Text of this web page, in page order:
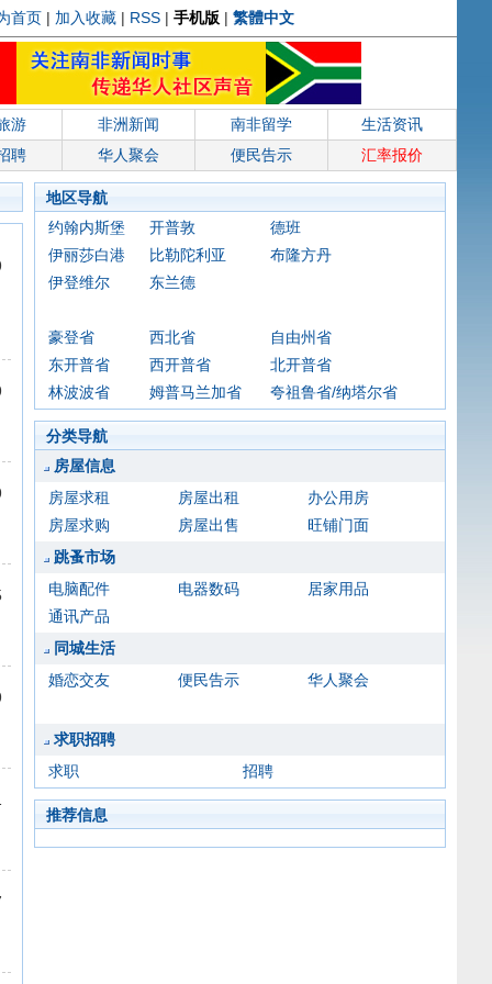
首页 | 加入收藏 | RSS | 手机版 | 繁體中文
游 非洲新闻 南非留学
生活资讯
聘 华人聚会 便民告示 汇率报价
地区导航
约翰内斯堡
开普敦
德班
伊丽莎白港
比勒陀利亚
布隆方丹
伊登维尔
东兰德
豪登省 西北省
自由州省
东开普省
西开普省
北开普省
林波波省
姆普马兰加省 夸祖鲁省/纳塔尔省
分类导航
房屋信息
房屋求租
房屋出租
办公用房
房屋求购
房屋出售
旺铺门面
跳蚤市场
电脑配件
电器数码
居家用品
通讯产品
同城生活
婚恋交友
便民告示 华人聚会
求职招聘
求职
招聘
推荐信息